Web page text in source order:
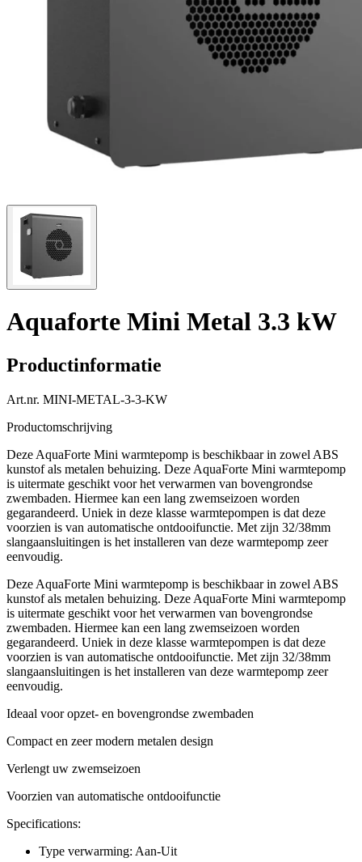
Aquaforte Mini Metal 3.3 kW
Productinformatie
Art.nr. MINI-METAL-3-3-KW
Productomschrijving
Deze AquaForte Mini warmtepomp is beschikbaar in zowel ABS
kunstof als metalen behuizing. Deze AquaForte Mini warmtepomp
is uitermate geschikt voor het verwarmen van bovengrondse
zwembaden. Hiermee kan een lang zwemseizoen worden
gegarandeerd. Uniek in deze klasse warmtepompen is dat deze
voorzien is van automatische ontdooifunctie. Met zijn 32/38mm
slangaansluitingen is het installeren van deze warmtepomp zeer
eenvoudig.
Deze AquaForte Mini warmtepomp is beschikbaar in zowel ABS
kunstof als metalen behuizing. Deze AquaForte Mini warmtepomp
is uitermate geschikt voor het verwarmen van bovengrondse
zwembaden. Hiermee kan een lang zwemseizoen worden
gegarandeerd. Uniek in deze klasse warmtepompen is dat deze
voorzien is van automatische ontdooifunctie. Met zijn 32/38mm
slangaansluitingen is het installeren van deze warmtepomp zeer
eenvoudig.
Ideaal voor opzet- en bovengrondse zwembaden
Compact en zeer modern metalen design
Verlengt uw zwemseizoen
Voorzien van automatische ontdooifunctie
Specifications:
Type verwarming: Aan-Uit